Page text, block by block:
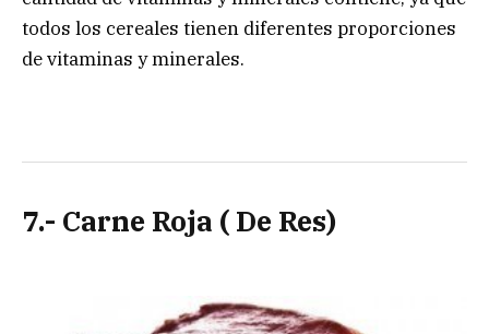
todos los cereales tienen diferentes proporciones
de vitaminas y minerales.
7.- Carne Roja ( De Res)